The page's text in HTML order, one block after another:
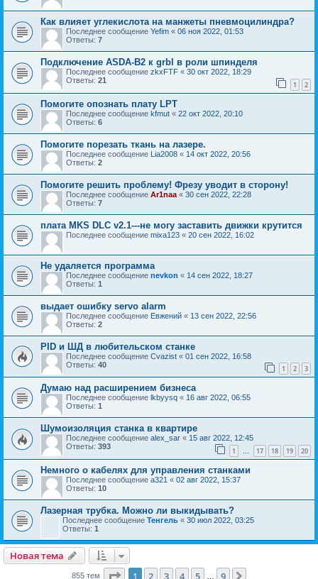
Как влияет углекислота на манжеты пневмоцилиндра?
Последнее сообщение Yefim « 06 ноя 2022, 01:53
Ответы: 7
Подключение ASDA-B2 к grbl в роли шпинделя
Последнее сообщение zkxFTF « 30 окт 2022, 18:29
Ответы: 21 1 2
Помогите опознать плату LPT
Последнее сообщение kfmut « 22 окт 2022, 20:10
Ответы: 6
Помогите порезать ткань на лазере.
Последнее сообщение Lia2008 « 14 окт 2022, 20:56
Ответы: 2
Помогите решить проблему! Фрезу уводит в сторону!
Последнее сообщение Ar1naa « 30 сен 2022, 22:28
Ответы: 7
плата MKS DLC v2.1---не могу заставить движки крутится
Последнее сообщение mixa123 « 20 сен 2022, 16:02
Не удаляется программа
Последнее сообщение nevkon « 14 сен 2022, 18:27
Ответы: 1
выдает ошибку servo alarm
Последнее сообщение Евжений « 13 сен 2022, 22:56
Ответы: 2
PID и ШД в любительском станке
Последнее сообщение Cvazist « 01 сен 2022, 16:58
Ответы: 40 1 2 3
Думаю над расширением бизнеса
Последнее сообщение lkbyysq « 16 авг 2022, 06:55
Ответы: 1
Шумоизоляция станка в квартире
Последнее сообщение alex_sar « 15 авг 2022, 12:45
Ответы: 393 1 … 17 18 19 20
Немного о кабелях для управления станками
Последнее сообщение a321 « 02 авг 2022, 15:37
Ответы: 10
Лазерная трубка. Можно ли выкидывать?
Последнее сообщение Тенгель « 30 июл 2022, 03:25
Ответы: 1
Новая тема
855 тем Страница из
1 2 3 4 5 9